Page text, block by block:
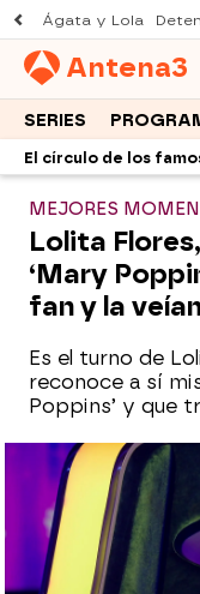
Ágata y Lola
Antena3
SERIES
El círculo de los
MEJORES
Lolita
‘Mary
fan y la
Es el turno de
reconoce a sí
Poppins’ y que
¿Qué le
en 'El círculo
dedo roto!